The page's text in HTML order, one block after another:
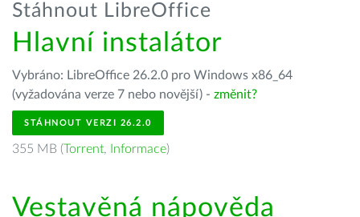
Stáhnout LibreOffice
Hlavní instalátor
Vybráno: LibreOffice 26.2.0 pro Windows x86_64
(vyžadována verze 7 nebo novější) - změnit?
STÁHNOUT VERZI 26.2.0
355 MB (Torrent, Informace)
Vestavěná nápověda